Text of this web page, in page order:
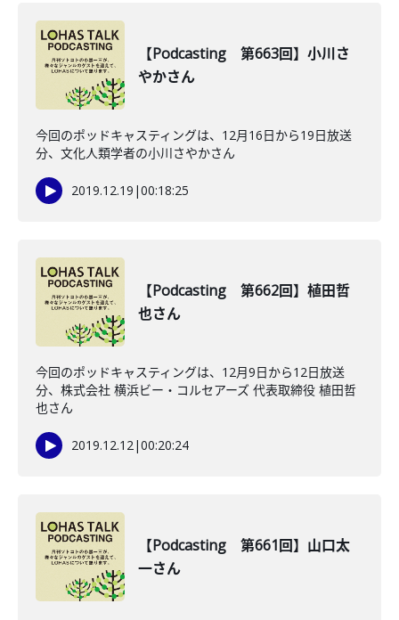
【Podcasting 第663回】小川さ
やかさん
今回のポッドキャスティングは、12月16日から19日放送
分、文化人類学者の小川さやかさん
2019.12.19 |00:18:25
【Podcasting 第662回】植田哲
也さん
今回のポッドキャスティングは、12月9日から12日放送
分、株式会社 横浜ビー・コルセアーズ 代表取締役 植田哲
也さん
2019.12.12|00:20:24
【Podcasting 第661回】山口太
一さん